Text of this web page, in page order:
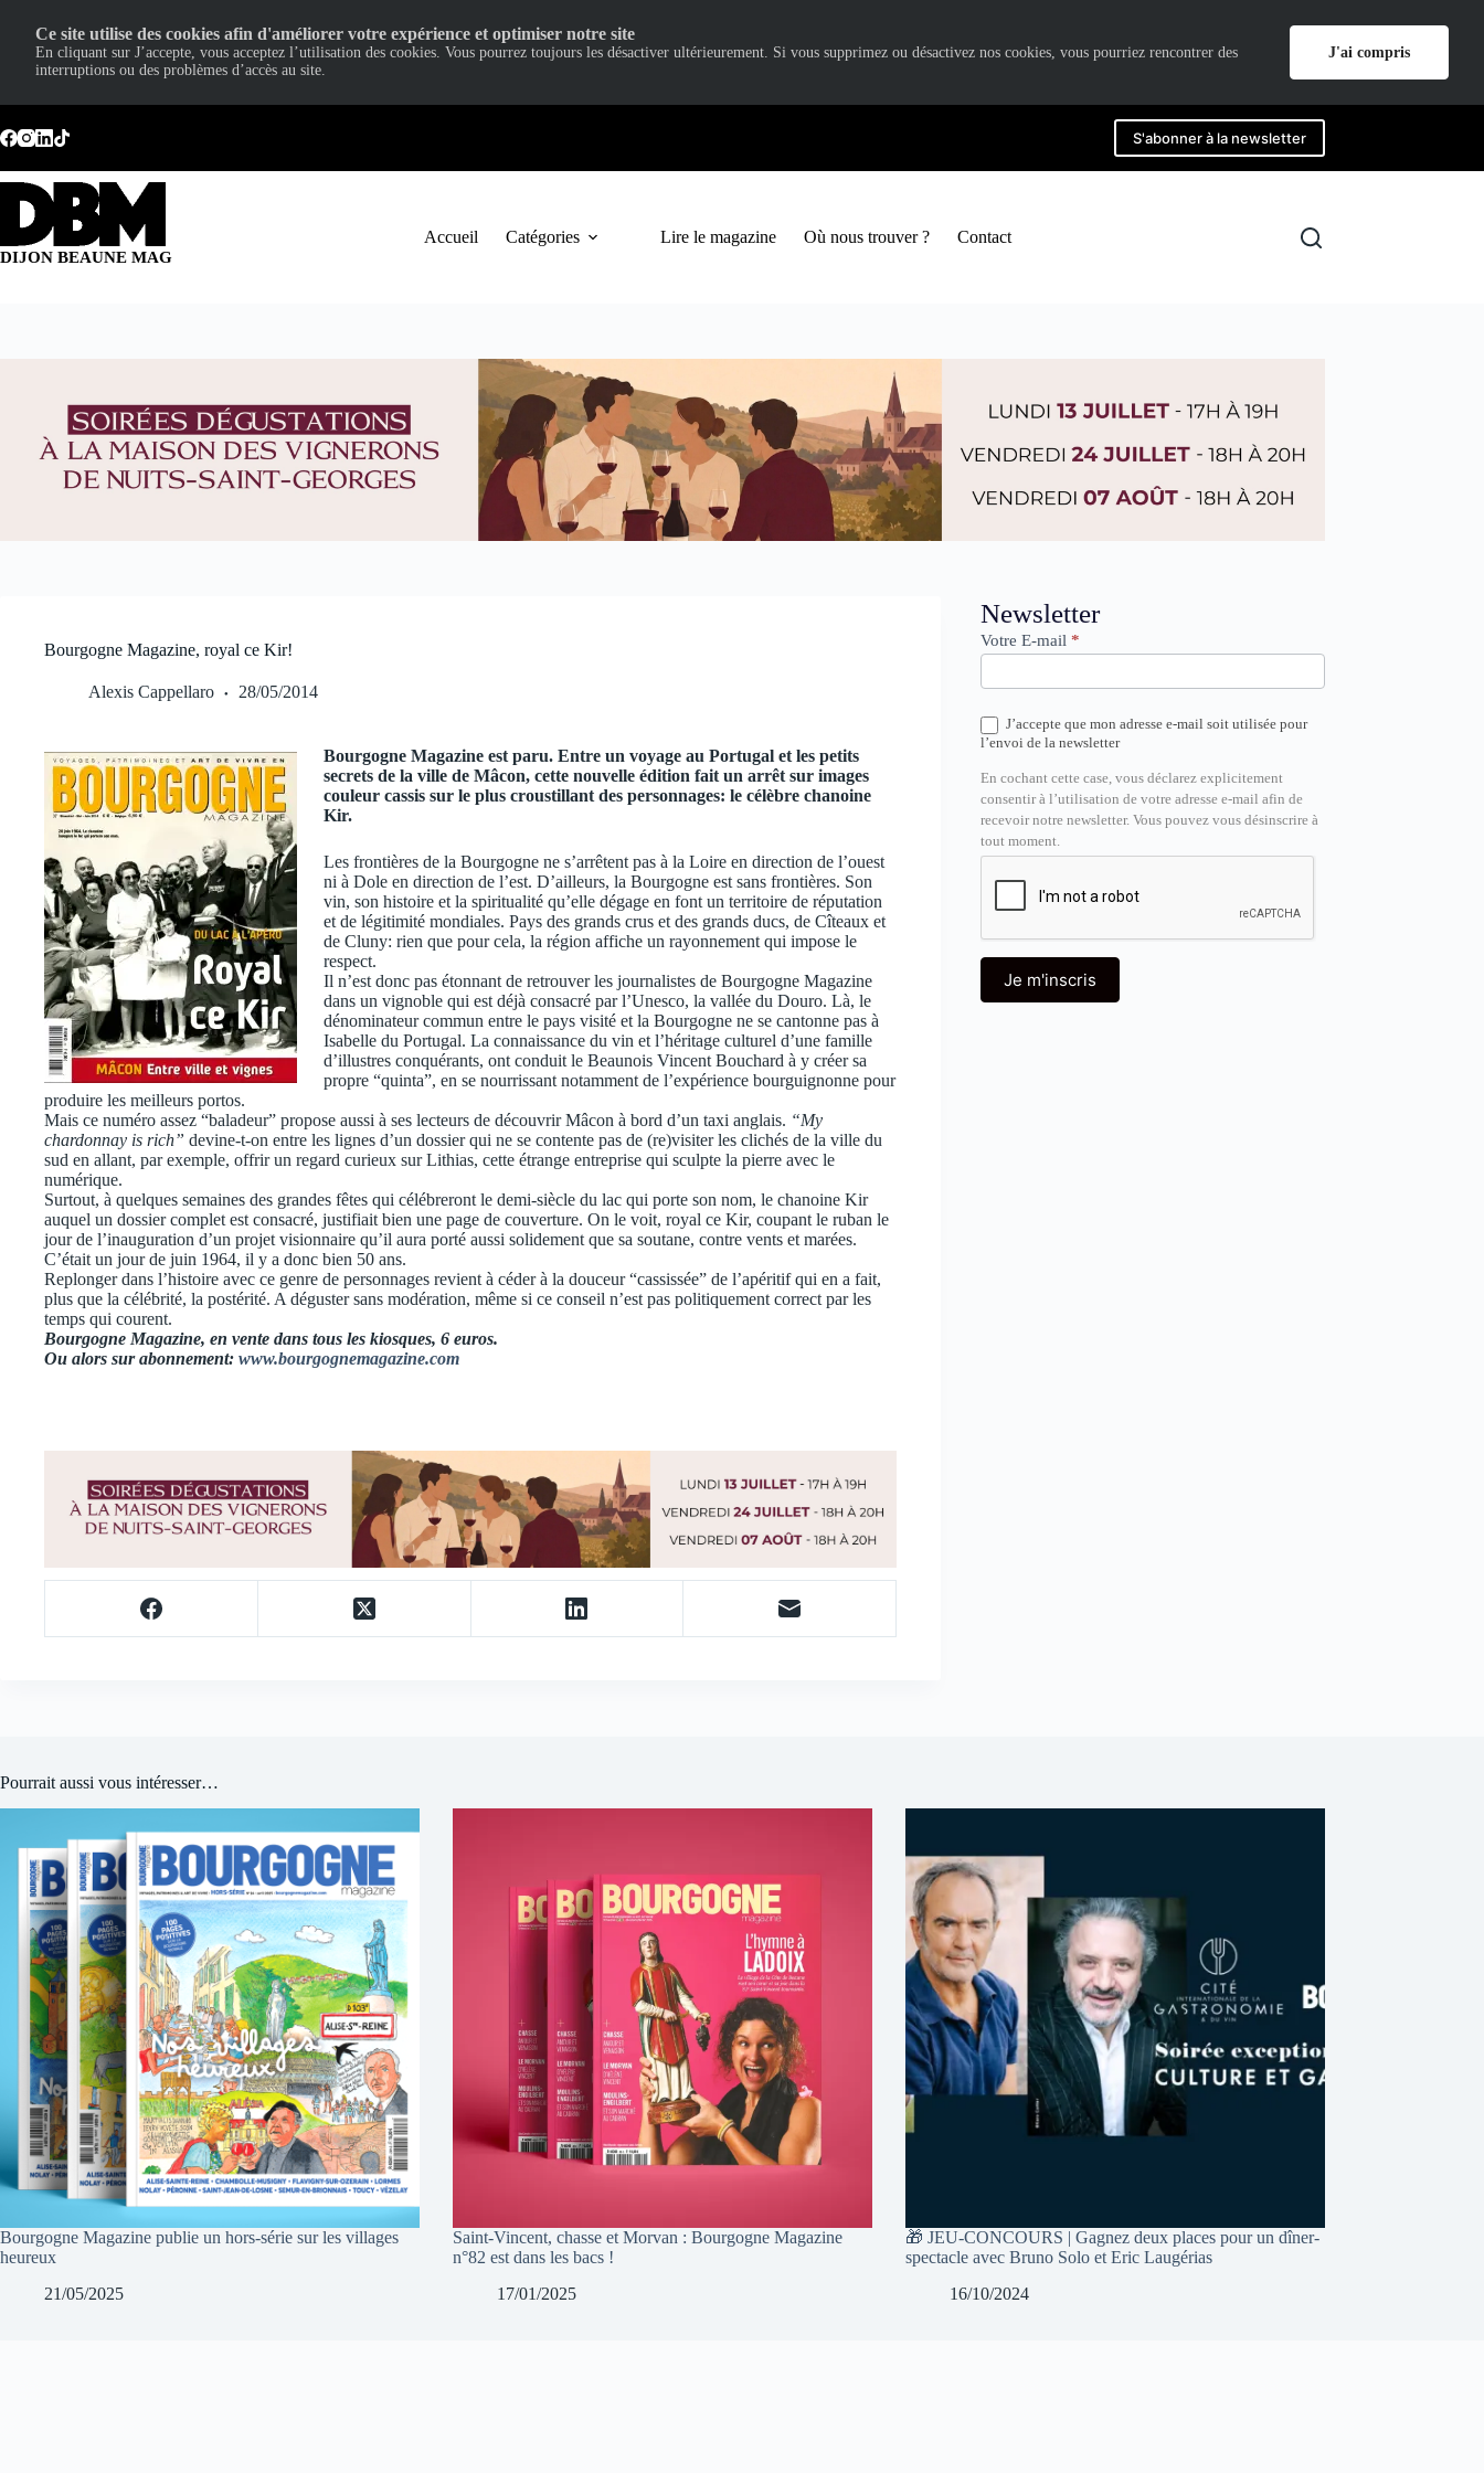
au
contenu
S'abonner à la newsletter
DIJON BEAUNE MAG
Accueil Catégories Lire le magazine Où nous trouver ? Contact
Bourgogne Magazine, royal ce Kir!
Alexis Cappellaro 28/05/2014
Bourgogne Magazine est paru. Entre un voyage au Portugal et les petits
secrets de la ville de Mâcon, cette nouvelle édition fait un arrêt sur images
couleur cassis sur le plus croustillant des personnages: le célèbre chanoine
Kir.
Les frontières de la Bourgogne ne s’arrêtent pas à la Loire en direction de l’ouest
ni à Dole en direction de l’est. D’ailleurs, la Bourgogne est sans frontières. Son
vin, son histoire et la spiritualité qu’elle dégage en font un territoire de réputation
et de légitimité mondiales. Pays des grands crus et des grands ducs, de Cîteaux et
de Cluny: rien que pour cela, la région affiche un rayonnement qui impose le
respect.
Il n’est donc pas étonnant de retrouver les journalistes de Bourgogne Magazine
dans un vignoble qui est déjà consacré par l’Unesco, la vallée du Douro. Là, le
dénominateur commun entre le pays visité et la Bourgogne ne se cantonne pas à
Isabelle du Portugal. La connaissance du vin et l’héritage culturel d’une famille
d’illustres conquérants, ont conduit le Beaunois Vincent Bouchard à y créer sa
propre “quinta”, en se nourrissant notamment de l’expérience bourguignonne pour
produire les meilleurs portos.
Mais ce numéro assez “baladeur” propose aussi à ses lecteurs de découvrir Mâcon à bord d’un taxi anglais. “My
chardonnay is rich” devine-t-on entre les lignes d’un dossier qui ne se contente pas de (re)visiter les clichés de la ville du
sud en allant, par exemple, offrir un regard curieux sur Lithias, cette étrange entreprise qui sculpte la pierre avec le
numérique.
Surtout, à quelques semaines des grandes fêtes qui célébreront le demi-siècle du lac qui porte son nom, le chanoine Kir
auquel un dossier complet est consacré, justifiait bien une page de couverture. On le voit, royal ce Kir, coupant le ruban le
jour de l’inauguration d’un projet visionnaire qu’il aura porté aussi solidement que sa soutane, contre vents et marées.
C’était un jour de juin 1964, il y a donc bien 50 ans.
Replonger dans l’histoire avec ce genre de personnages revient à céder à la douceur “cassissée” de l’apéritif qui en a fait,
plus que la célébrité, la postérité. A déguster sans modération, même si ce conseil n’est pas politiquement correct par les
temps qui courent.
Bourgogne Magazine, en vente dans tous les kiosques, 6 euros.
Ou alors sur abonnement: www.bourgognemagazine.com
Newsletter
Newsletter
Votre E-mail *
J’accepte que mon adresse e-mail soit utilisée pour
l’envoi de la newsletter
En cochant cette case, vous déclarez explicitement
consentir à l’utilisation de votre adresse e-mail afin de
recevoir notre newsletter. Vous pouvez vous désinscrire à
tout moment.
Je m'inscris
Pourrait aussi vous intéresser…
Bourgogne Magazine publie un hors-série sur les villages
heureux
21/05/2025
Saint-Vincent, chasse et Morvan : Bourgogne Magazine
n°82 est dans les bacs !
17/01/2025
🎁 JEU-CONCOURS | Gagnez deux places pour un dîner-
spectacle avec Bruno Solo et Eric Laugérias
16/10/2024
Ce site utilise des cookies afin d'améliorer votre expérience et optimiser notre site
En cliquant sur J’accepte, vous acceptez l’utilisation des cookies. Vous pourrez toujours les désactiver ultérieurement. Si vous supprimez ou désactivez nos cookies, vous pourriez rencontrer des
interruptions ou des problèmes d’accès au site.
J'ai compris